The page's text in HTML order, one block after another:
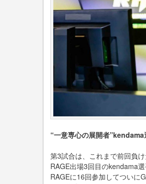
“⼀意専⼼の展開者
第3試合は、これまで前回負
RAGE出場3回⽬のkendama
RAGEに16回参加してついに